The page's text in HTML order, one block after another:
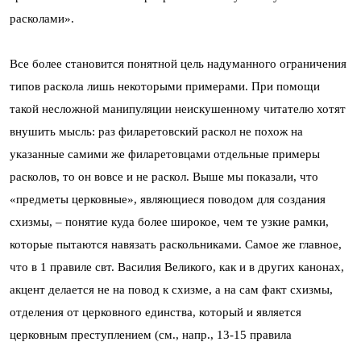
расколами».
Все более становится понятной цель надуманного ограничения
типов раскола лишь некоторыми примерами. При помощи
такой несложной манипуляции неискушенному читателю хотят
внушить мысль: раз филаретовский раскол не похож на
указанные самими же филаретовцами отдельные примеры
расколов, то он вовсе и не раскол. Выше мы показали, что
«предметы церковные», являющиеся поводом для создания
схизмы, – понятие куда более широкое, чем те узкие рамки,
которые пытаются навязать раскольниками. Самое же главное,
что в 1 правиле свт. Василия Великого, как и в других канонах,
акцент делается не на повод к схизме, а на сам факт схизмы,
отделения от церковного единства, который и является
церковным преступлением (см., напр., 13-15 правила